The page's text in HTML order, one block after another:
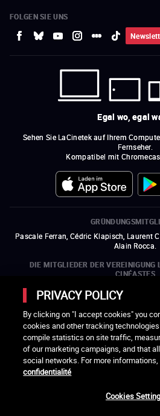
FOLGEN SIE UNS
Egal wo, egal
Sehen Sie LaCinetek auf Ihrem
Fernseher.
Kompatibel mit
Pascale Ferran, Cédric Klapisch, Laurent
Alain Rocca.
DIE MITGLIEDER DER VEREINIGUNG
CINÉASTES
Olivier Assayas, Bertrand Bonello, Michel
ARP), Rebecca Zlotowski und Mikael
DIE MITGLIEDSORGANISATIONEN
CINÉMATHÈQUE DES
PRIVACY POLICY
By clicking on "I accept cookies" you
cookies and other tracking
compile statistics on site traffic,
of our marketing campaigns, and that
social networks. For more
confidentialité
Cookies